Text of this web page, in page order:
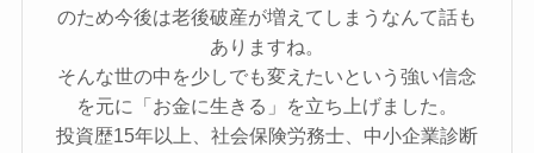
のため今後は老後破産が増えてしまうなんて話も
ありますね。
そんな世の中を少しでも変えたいという強い信念
を元に「お金に生きる」を立ち上げました。
投資歴15年以上、社会保険労務士、中小企業診断